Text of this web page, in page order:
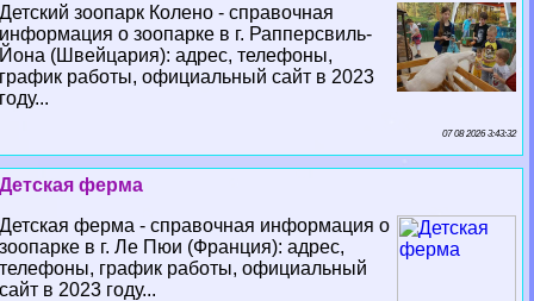
Детский зоопарк Колено - справочная
информация о зоопарке в г. Рапперсвиль-
Йона (Швейцария): адрес, телефоны,
график работы, официальный сайт в 2023
году...
07 08 2026 3:43:32
Детская ферма
Детская ферма - справочная информация о
зоопарке в г. Ле Пюи (Франция): адрес,
телефоны, график работы, официальный
сайт в 2023 году...